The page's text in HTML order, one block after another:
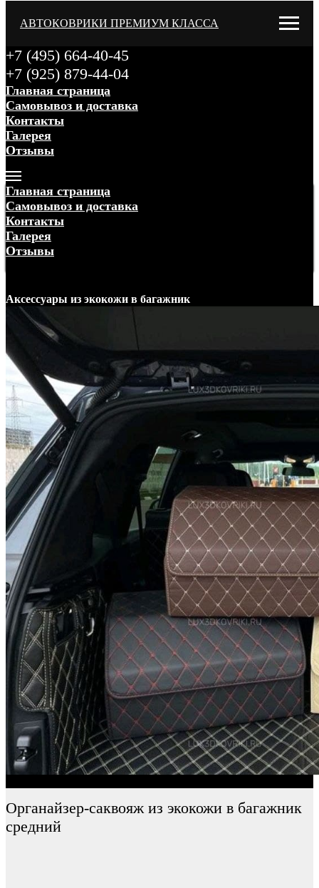
АВТОКОВРИКИ ПРЕМИУМ КЛАССА
+7 (495) 664-40-45
+7 (925) 879-44-04
Главная страница
Самовывоз и доставка
Контакты
Галерея
Отзывы
Главная страница
Самовывоз и доставка
Контакты
Галерея
Отзывы
Аксессуары из экокожи в багажник
Органайзер-саквояж из экокожи в багажник
средний